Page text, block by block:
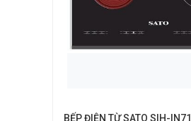
BẾP ĐIỆN TỪ SATO SIH-